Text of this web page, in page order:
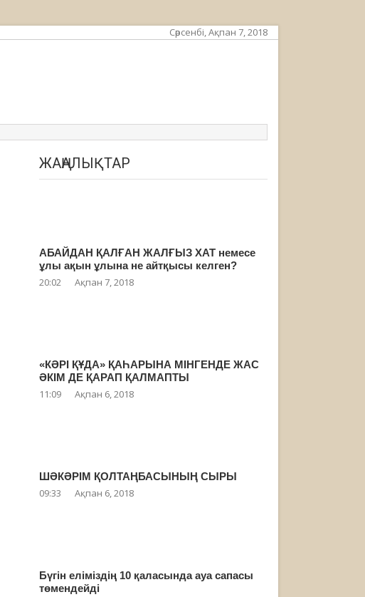
Сәрсенбі, Ақпан 7, 2018
ЖАҢАЛЫҚТАР
АБАЙДАН ҚАЛҒАН ЖАЛҒЫЗ ХАТ немесе
ұлы ақын ұлына не айтқысы келген?
20:02 Ақпан 7, 2018
«КӘРІ ҚҰДА» ҚАҺАРЫНА МІНГЕНДЕ ЖАС
ӘКІМ ДЕ ҚАРАП ҚАЛМАПТЫ
11:09 Ақпан 6, 2018
ШӘКӘРІМ ҚОЛТАҢБАСЫНЫҢ СЫРЫ
09:33 Ақпан 6, 2018
Бүгін еліміздің 10 қаласында ауа сапасы
төмендейді